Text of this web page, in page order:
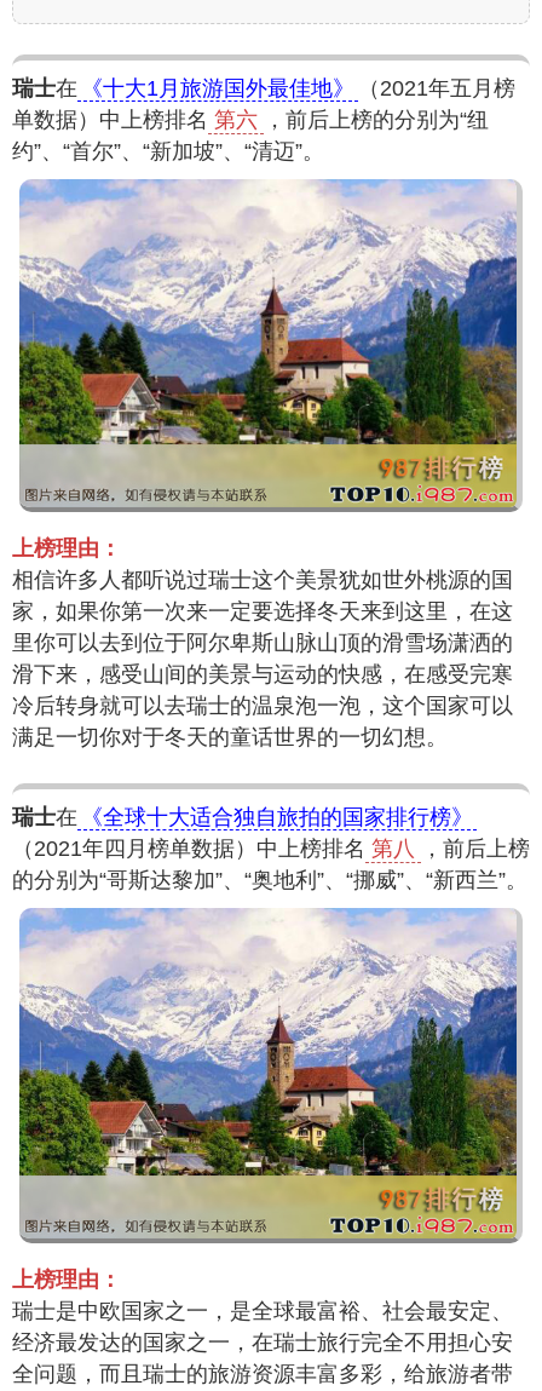
瑞士在 《十大1月旅游国外最佳地》
（2021年五月榜
单数据）中上榜排名 第六
，前后上榜的分别为“纽
约”、“首尔”、“新加坡”、“清迈”。
上榜理由：
相信许多人都听说过瑞士这个美景犹如世外桃源的国
家，如果你第一次来一定要选择冬天来到这里，在这
里你可以去到位于阿尔卑斯山脉山顶的滑雪场潇洒的
滑下来，感受山间的美景与运动的快感，在感受完寒
冷后转身就可以去瑞士的温泉泡一泡，这个国家可以
满足一切你对于冬天的童话世界的一切幻想。
瑞士在
《全球十大适合独自旅拍的国家排行榜》
（2021年四月榜单数据）中上榜排名 第八
，前后上榜
的分别为“哥斯达黎加”、“奥地利”、“挪威”、“新西兰”。
上榜理由：
瑞士是中欧国家之一，是全球最富裕、社会最安定、
经济最发达的国家之一，在瑞士旅行完全不用担心安
全问题，而且瑞士的旅游资源丰富多彩，给旅游者带